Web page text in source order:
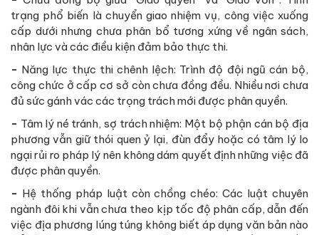
trạng phổ biến là chuyển giao nhiệm vụ, công việc xuống
cấp dưới nhưng chưa phân bổ tương xứng về ngân sách,
nhân lực và các điều kiện đảm bảo thực thi.
- Năng lực thực thi chênh lệch: Trình độ đội ngũ cán bộ,
công chức ở cấp cơ sở còn chưa đồng đều. Nhiều nơi chưa
đủ sức gánh vác các trọng trách mới được phân quyền.
- Tâm lý né tránh, sợ trách nhiệm: Một bộ phận cán bộ địa
phương vẫn giữ thói quen ỷ lại, đùn đẩy hoặc có tâm lý lo
ngại rủi ro pháp lý nên không dám quyết định những việc đã
được phân quyền.
- Hệ thống pháp luật còn chồng chéo: Các luật chuyên
ngành đôi khi vẫn chưa theo kịp tốc độ phân cấp, dẫn đến
việc địa phương lúng túng không biết áp dụng văn bản nào